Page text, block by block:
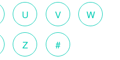
U V W
Z #